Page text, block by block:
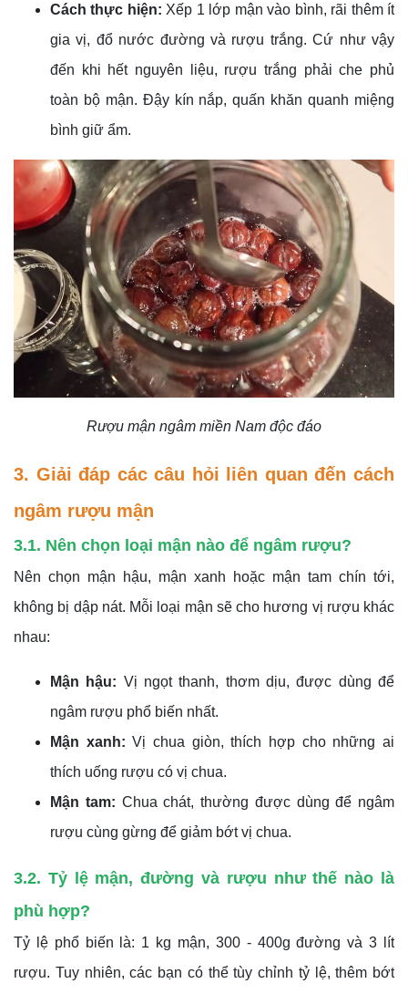
Cách thực hiện: Xếp 1 lớp mận vào bình, rãi thêm ít
gia vị, đổ nước đường và rượu trắng. Cứ như vậy
đến khi hết nguyên liệu, rượu trắng phải che phủ
toàn bộ mận. Đậy kín nắp, quấn khăn quanh miệng
bình giữ ẩm.
Rượu mận ngâm miền Nam độc đáo
3. Giải đáp các câu hỏi liên quan đến cách
ngâm rượu mận
3.1. Nên chọn loại mận nào để ngâm rượu?
Nên chọn mận hậu, mận xanh hoặc mận tam chín tới,
không bị dập nát. Mỗi loại mận sẽ cho hương vị rượu khác
nhau:
Mận hậu: Vị ngọt thanh, thơm dịu, được dùng để
ngâm rượu phổ biến nhất.
Mận xanh: Vị chua giòn, thích hợp cho những ai
thích uống rượu có vị chua.
Mận tam: Chua chát, thường được dùng để ngâm
rượu cùng gừng để giảm bớt vị chua.
3.2. Tỷ lệ mận, đường và rượu như thế nào là
phù hợp?
Tỷ lệ phổ biến là: 1 kg mận, 300 - 400g đường và 3 lít
rượu. Tuy nhiên, các bạn có thể tùy chỉnh tỷ lệ, thêm bớt